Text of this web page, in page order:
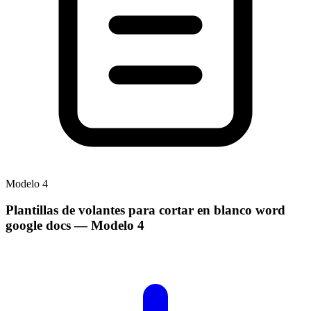
Modelo 4
Plantillas de volantes para cortar en blanco word
google docs— Modelo 4